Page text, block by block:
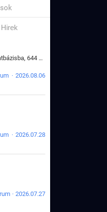
Hirek
149 új BG lap került be az adatbázisba, 644 db meglévő BG lap módosult, bekerültek az új képek a megváltozott lapokhoz is.
· 2026.08.06
· 2026.07.28
· 2026.07.27